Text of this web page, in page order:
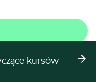
kursów -